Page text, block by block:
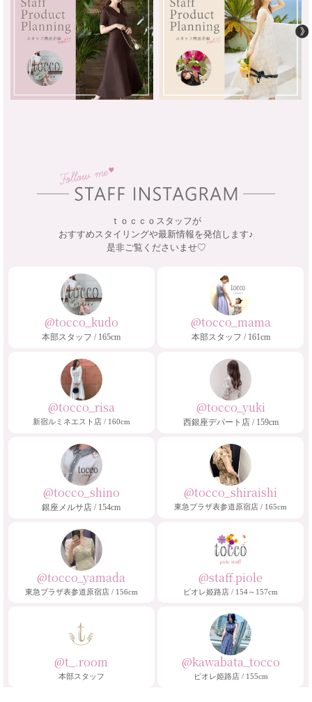
ｔｏｃｃｏスタッフが
おすすめスタイリングや最新情報を発信します♪
是非ご覧くださいませ♡
@tocco_kudo
本部スタッフ / 165cm
@tocco_mama
本部スタッフ / 161cm
@tocco_risa
新宿ルミネエスト店 / 160cm
@tocco_yuki
西銀座デパート店 / 159cm
@tocco_shino
銀座メルサ店 / 154cm
@tocco_shiraishi
東急プラザ表参道原宿店 / 165cm
@tocco_yamada
東急プラザ表参道原宿店 / 156cm
@staff.piole
ピオレ姫路店 / 154～157cm
@t_.room
本部スタッフ
@kawabata_tocco
ピオレ姫路店 / 155cm